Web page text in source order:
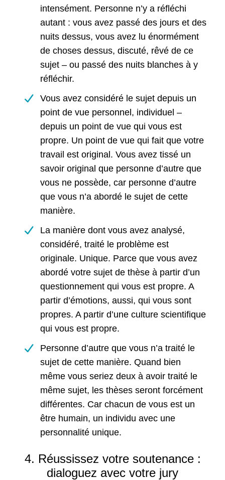
intensément. Personne n’y a réfléchi
autant : vous avez passé des jours et des
nuits dessus, vous avez lu énormément
de choses dessus, discuté, rêvé de ce
sujet – ou passé des nuits blanches à y
réfléchir.
Vous avez considéré le sujet depuis un
point de vue personnel, individuel –
depuis un point de vue qui vous est
propre. Un point de vue qui fait que votre
travail est original. Vous avez tissé un
savoir original que personne d’autre que
vous ne possède, car personne d’autre
que vous n’a abordé le sujet de cette
manière.
La manière dont vous avez analysé,
considéré, traité le problème est
originale. Unique. Parce que vous avez
abordé votre sujet de thèse à partir d’un
questionnement qui vous est propre. A
partir d’émotions, aussi, qui vous sont
propres. A partir d’une culture scientifique
qui vous est propre.
Personne d’autre que vous n’a traité le
sujet de cette manière. Quand bien
même vous seriez deux à avoir traité le
même sujet, les thèses seront forcément
différentes. Car chacun de vous est un
être humain, un individu avec une
personnalité unique.
4. Réussissez votre soutenance :
dialoguez avec votre jury